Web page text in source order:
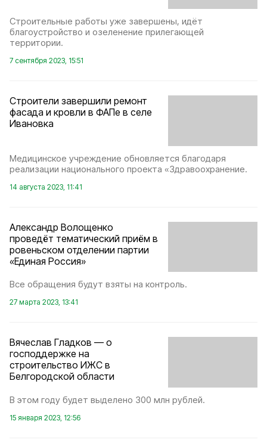
Строительные работы уже завершены, идёт
благоустройство и озеленение прилегающей
территории.
7 сентября 2023, 15:51
Строители завершили ремонт
фасада и кровли в ФАПе в селе
Ивановка
Медицинское учреждение обновляется благодаря
реализации национального проекта «Здравоохранение.
14 августа 2023, 11:41
Александр Волощенко
проведёт тематический приём в
ровеньском отделении партии
«Единая Россия»
Все обращения будут взяты на контроль.
27 марта 2023, 13:41
Вячеслав Гладков — о
господдержке на
строительство ИЖС в
Белгородской области
В этом году будет выделено 300 млн рублей.
15 января 2023, 12:56